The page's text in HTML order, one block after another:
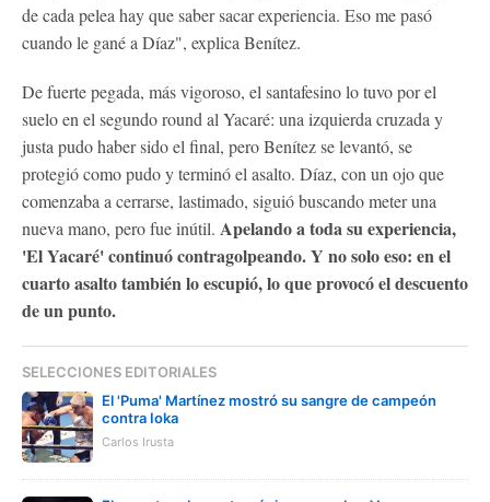
de cada pelea hay que saber sacar experiencia. Eso me pasó
cuando le gané a Díaz", explica Benítez.
De fuerte pegada, más vigoroso, el santafesino lo tuvo por el
suelo en el segundo round al Yacaré: una izquierda cruzada y
justa pudo haber sido el final, pero Benítez se levantó, se
protegió como pudo y terminó el asalto. Díaz, con un ojo que
comenzaba a cerrarse, lastimado, siguió buscando meter una
nueva mano, pero fue inútil. Apelando a toda su experiencia,
'El Yacaré' continuó contragolpeando. Y no solo eso: en el
cuarto asalto también lo escupió, lo que provocó el descuento
de un punto.
SELECCIONES EDITORIALES
El 'Puma' Martínez mostró su sangre de campeón
contra Ioka
Carlos Irusta